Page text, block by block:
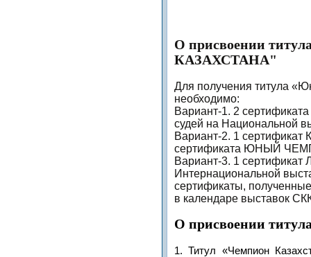
О присвоении
КАЗАХСТАНА"
Для получения титула
необходимо:
Вариант-1. 2
судей на Национальной
Вариант-2. 1
сертификата ЮНЫЙ
Вариант-3. 1
Интернациональной
сертификаты,
в календаре выставок
О присвоении
1. Титул «Чемпион